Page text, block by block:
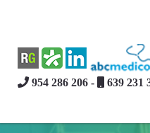
954 286 206 - 639 231